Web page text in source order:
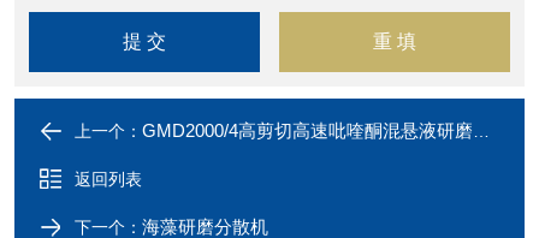
上一个： GMD2000/4高剪切高速吡喹酮混悬液研磨分散机
返回列表
下一个： 海藻研磨分散机